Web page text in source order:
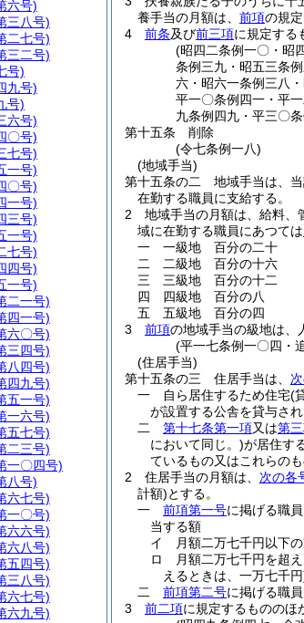
養手当の月額は、 前項の規
4
前条及び前三項に規定する
(昭四二条例一〇・昭
条例三九・昭五三条
六・昭六一条例三八
平一〇条例四一・平
九条例四九・平三〇
第十五条
削除
(令七条例一八)
(地域手当)
第十五条の二
地域手当は、
在勤する職員に支給する。
2
地域手当の月額は、給料、
域に在勤する職員にあつては
一
一級地 百分の二十
二
二級地 百分の十六
三
三級地 百分の十二
四
四級地 百分の八
五
五級地 百分の四
3
前項の地域手当の級地は、
(平一七条例一〇四・
(住居手当)
第十五条の三
住居手当は、
一
自ら居住するため住宅(
が設置する公舎を貸与さ
二
第十七条第一項又は第
において同じ。)が居住す
ているもの又はこれらの
2
住居手当の月額は、 次の各
計額)とする。
一
前項第一号に掲げる職
当する額
イ
月額二万七千円以下
ロ
月額二万七千円を超
えるときは、一万七千
二
前項第二号に掲げる職
3
前二項に規定するもののほ
六号)
三八号)
二七号)
三二号)
号)
九号)
号)
六号)
〇号)
七号)
一号)
〇号)
一号)
三号)
一号)
七号)
四号)
一号)
二一号)
四一号)
六〇号)
三四号)
八四号)
四九号)
五一号)
一六号)
五七号)
二三号)
一〇四号)
八号)
六七号)
一〇号)
六六号)
六八号)
五四号)
三八号)
六七号)
六九号)